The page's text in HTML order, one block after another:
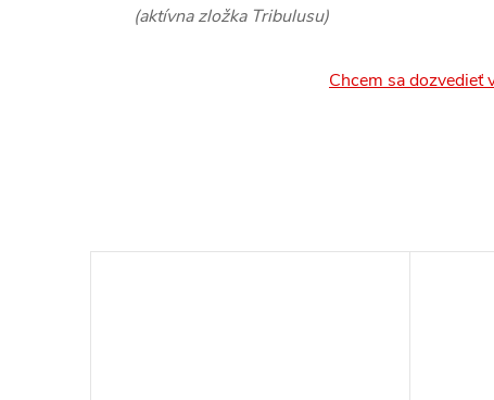
(aktívna zložka Tribulusu)
Chcem sa dozvedieť